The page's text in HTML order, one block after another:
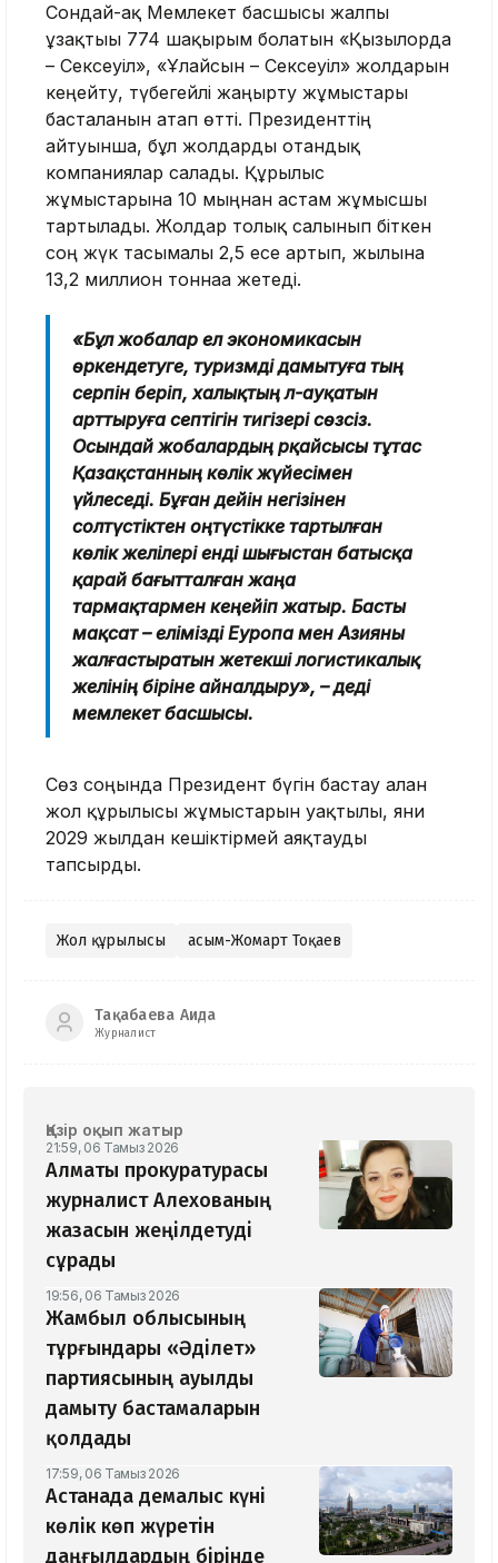
Сондай-ақ Мемлекет басшысы жалпы
ұзақтығы 774 шақырым болатын «Қызылорда
– Сексеуіл», «Ұлғайсын – Сексеуіл» жолдарын
кеңейту, түбегейлі жаңғырту жұмыстары
басталғанын атап өтті. Президенттің
айтуынша, бұл жолдарды отандық
компаниялар салады. Құрылыс
жұмыстарына 10 мыңнан астам жұмысшы
тартылады. Жолдар толық салынып біткен
соң жүк тасымалы 2,5 есе артып, жылына
13,2 миллион тоннаға жетеді.
«Бұл жобалар ел экономикасын
өркендетуге, туризмді дамытуға тың
серпін беріп, халықтың әл-ауқатын
арттыруға септігін тигізері сөзсіз.
Осындай жобалардың әрқайсысы тұтас
Қазақстанның көлік жүйесімен
үйлеседі. Бұған дейін негізінен
солтүстіктен оңтүстікке тартылған
көлік желілері енді шығыстан батысқа
қарай бағытталған жаңа
тармақтармен кеңейіп жатыр. Басты
мақсат – елімізді Еуропа мен Азияны
жалғастыратын жетекші логистикалық
желінің біріне айналдыру», – деді
мемлекет басшысы.
Сөз соңында Президент бүгін бастау алған
жол құрылысы жұмыстарын уақтылы, яғни
2029 жылдан кешіктірмей аяқтауды
тапсырды.
Жол құрылысы Қасым-Жомарт Тоқаев
Тақабаева Аида
Журналист
Қазір оқып жатыр
21:59, 06 Тамыз 2026
Алматы прокуратурасы
журналист Алехованың
жазасын жеңілдетуді
сұрады
19:56, 06 Тамыз 2026
Жамбыл облысының
тұрғындары «Әділет»
партиясының ауылды
дамыту бастамаларын
қолдады
17:59, 06 Тамыз 2026
Астанада демалыс күні
көлік көп жүретін
даңғылдардың бірінде